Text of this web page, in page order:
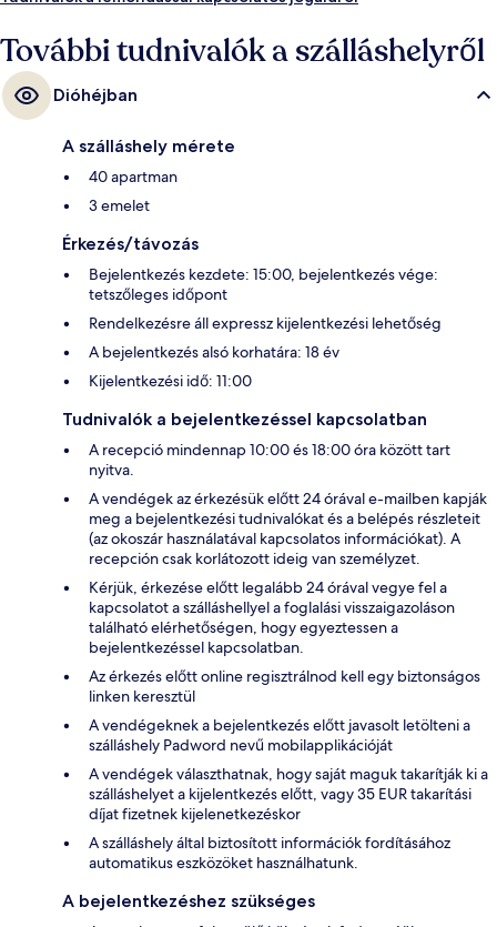
További tudnivalók a szálláshelyről
Dióhéjban
A szálláshely mérete
40 apartman
3 emelet
Érkezés/távozás
Bejelentkezés kezdete: 15:00, bejelentkezés vége:
tetszőleges időpont
Rendelkezésre áll expressz kijelentkezési lehetőség
A bejelentkezés alsó korhatára: 18 év
Kijelentkezési idő: 11:00
Tudnivalók a bejelentkezéssel kapcsolatban
A recepció mindennap 10:00 és 18:00 óra között tart
nyitva.
A vendégek az érkezésük előtt 24 órával e-mailben kapják
meg a bejelentkezési tudnivalókat és a belépés részleteit
(az okoszár használatával kapcsolatos információkat). A
recepción csak korlátozott ideig van személyzet.
Kérjük, érkezése előtt legalább 24 órával vegye fel a
kapcsolatot a szálláshellyel a foglalási visszaigazoláson
található elérhetőségen, hogy egyeztessen a
bejelentkezéssel kapcsolatban.
Az érkezés előtt online regisztrálnod kell egy biztonságos
linken keresztül
A vendégeknek a bejelentkezés előtt javasolt letölteni a
szálláshely Padword nevű mobilapplikációját
A vendégek választhatnak, hogy saját maguk takarítják ki a
szálláshelyet a kijelentkezés előtt, vagy 35 EUR takarítási
díjat fizetnek kijelenetkezéskor
A szálláshely által biztosított információk fordításához
automatikus eszközöket használhatunk.
A bejelentkezéshez szükséges